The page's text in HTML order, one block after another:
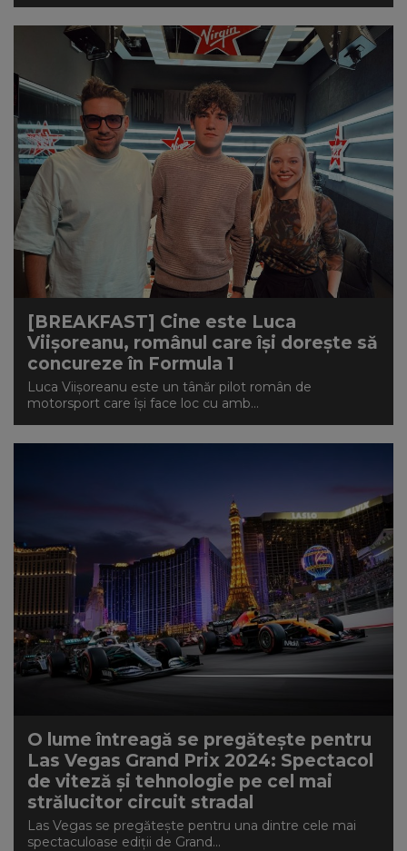
[BREAKFAST] Cine este Luca
Viișoreanu, românul care își dorește să
concureze în Formula 1
Luca Viișoreanu este un tânăr pilot român de
motorsport care își face loc cu amb...
O lume întreagă se pregătește pentru
Las Vegas Grand Prix 2024: Spectacol
de viteză și tehnologie pe cel mai
strălucitor circuit stradal
Las Vegas se pregătește pentru una dintre cele mai
spectaculoase ediții de Grand...